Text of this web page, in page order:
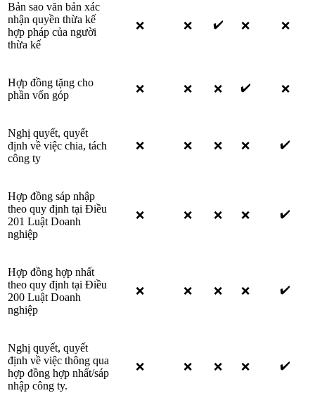
Bản sao văn bản xác
nhận quyền thừa kế
hợp pháp của người
thừa kế
❌ ❌ ✔️ ❌ ❌
Hợp đồng tặng cho
phần vốn góp
❌ ❌ ❌ ✔️ ❌
Nghị quyết, quyết
định về việc chia, tách
công ty
❌ ❌ ❌ ❌ ✔️
Hợp đồng sáp nhập
theo quy định tại Điều
201 Luật Doanh
nghiệp
❌ ❌ ❌ ❌ ✔️
Hợp đồng hợp nhất
theo quy định tại Điều
200 Luật Doanh
nghiệp
❌ ❌ ❌ ❌ ✔️
Nghị quyết, quyết
định về việc thông qua
hợp đồng hợp nhất/sáp
nhập công ty.
❌ ❌ ❌ ❌ ✔️